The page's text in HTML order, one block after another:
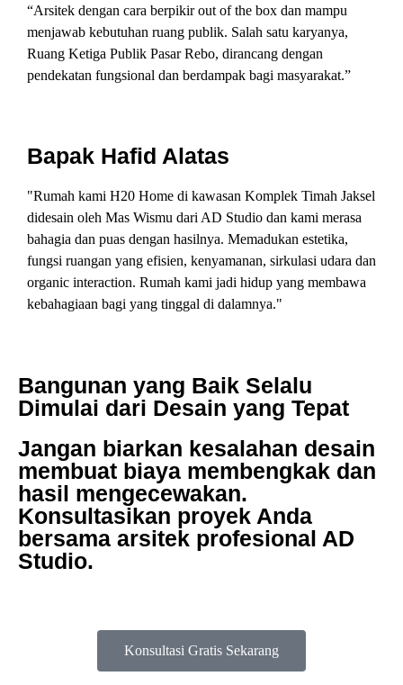
“Arsitek dengan cara berpikir out of the box dan mampu
menjawab kebutuhan ruang publik. Salah satu karyanya,
Ruang Ketiga Publik Pasar Rebo, dirancang dengan
pendekatan fungsional dan berdampak bagi masyarakat.”
Bapak Hafid Alatas
"Rumah kami H20 Home di kawasan Komplek Timah Jaksel
didesain oleh Mas Wismu dari AD Studio dan kami merasa
bahagia dan puas dengan hasilnya. Memadukan estetika,
fungsi ruangan yang efisien, kenyamanan, sirkulasi udara dan
organic interaction. Rumah kami jadi hidup yang membawa
kebahagiaan bagi yang tinggal di dalamnya."
Bangunan yang Baik Selalu
Dimulai dari Desain yang Tepat
Jangan biarkan kesalahan desain
membuat biaya membengkak dan
hasil mengecewakan.
Konsultasikan proyek Anda
bersama arsitek profesional AD
Studio.
Konsultasi Gratis Sekarang